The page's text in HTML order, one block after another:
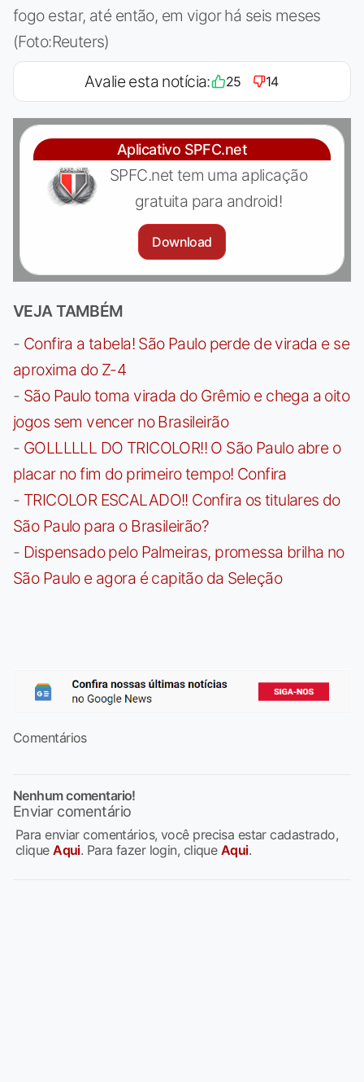
fogo estar, até então, em vigor há seis meses
(Foto:Reuters)
Avalie esta notícia: 25 14
Aplicativo SPFC.net
SPFC.net tem uma aplicação
gratuita para android!
Download
VEJA TAMBÉM
- Confira a tabela! São Paulo perde de virada e se
aproxima do Z-4
- São Paulo toma virada do Grêmio e chega a oito
jogos sem vencer no Brasileirão
- GOLLLLLL DO TRICOLOR!! O São Paulo abre o
placar no fim do primeiro tempo! Confira
- TRICOLOR ESCALADO!! Confira os titulares do
São Paulo para o Brasileirão?
- Dispensado pelo Palmeiras, promessa brilha no
São Paulo e agora é capitão da Seleção
Comentários
Nenhum comentario!
Enviar comentário
Para enviar comentários, você precisa estar cadastrado,
cliqueAqui. Para fazer login, clique Aqui.